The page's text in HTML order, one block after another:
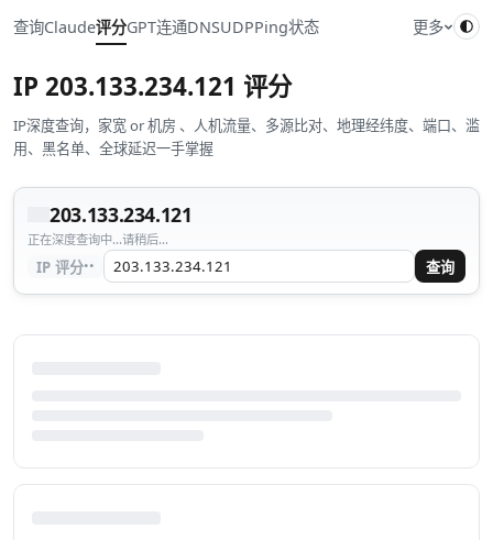
查询Claude评分GPT连通DNSUDPPing状态 更多
IP 203.133.234.121 评分
IP深度查询，家宽 or 机房 、人机流量、多源比对、地理经纬度、端口、滥
用、黑名单、全球延迟一手掌握
203.133.234.121
正在深度查询中...请稍后...
IP 评分·· 查询